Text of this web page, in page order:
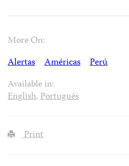
More On:
Alertas
Américas
Perú
Available in:
English,Português
Print